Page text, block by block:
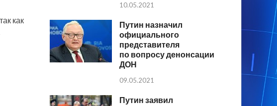
как
10.05.2021
Путин назначил
официального
представителя
по вопросу денонсации
ДОН
09.05.2021
Путин заявил